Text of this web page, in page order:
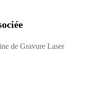
de Gravure Laser